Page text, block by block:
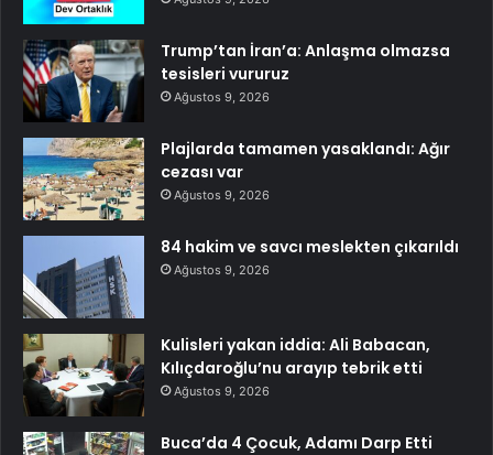
Trump’tan İran’a: Anlaşma olmazsa
tesisleri vururuz
Ağustos 9, 2026
Plajlarda tamamen yasaklandı: Ağır
cezası var
Ağustos 9, 2026
84 hakim ve savcı meslekten çıkarıldı
Ağustos 9, 2026
Kulisleri yakan iddia: Ali Babacan,
Kılıçdaroğlu’nu arayıp tebrik etti
Ağustos 9, 2026
Buca’da 4 Çocuk, Adamı Darp Etti